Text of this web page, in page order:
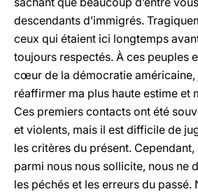
descendants d’immigrés.
ceux qui étaient ici longtemps
toujours respectés. À ces peuples
cœur de la démocratie américaine,
réaffirmer ma plus haute estime et
Ces premiers contacts ont été
et violents, mais il est difficile de
les critères du présent. Cependant,
parmi nous nous sollicite, nous ne
les péchés et les erreurs du passé.